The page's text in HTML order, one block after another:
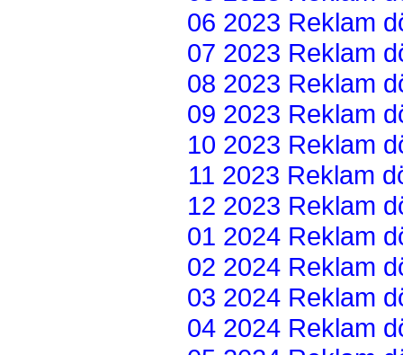
06 2023 Reklam
07 2023 Reklam
08 2023 Reklam
09 2023 Reklam
10 2023 Reklam
11 2023 Reklam
12 2023 Reklam
01 2024 Reklam
02 2024 Reklam
03 2024 Reklam
04 2024 Reklam